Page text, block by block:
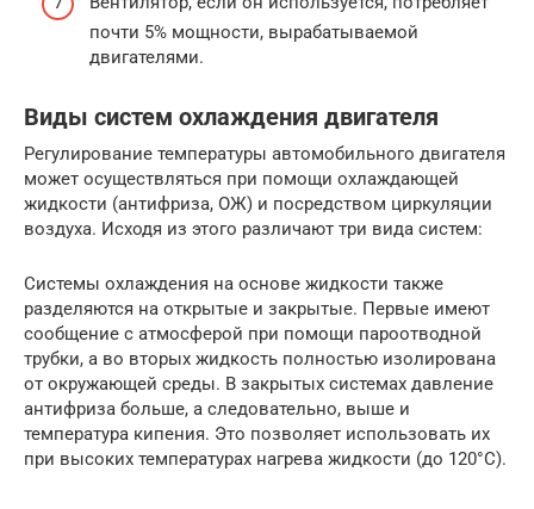
почти 5% мощности, вырабатываемой
двигателями.
Виды систем охлаждения двигателя
Регулирование температуры автомобильного двигателя
может осуществляться при помощи охлаждающей
жидкости (антифриза, ОЖ) и посредством циркуляции
воздуха. Исходя из этого различают три вида систем:
Системы охлаждения на основе жидкости также
разделяются на открытые и закрытые. Первые имеют
сообщение с атмосферой при помощи пароотводной
трубки, а во вторых жидкость полностью изолирована
от окружающей среды. В закрытых системах давление
антифриза больше, а следовательно, выше и
температура кипения. Это позволяет использовать их
при высоких температурах нагрева жидкости (до 120°C).